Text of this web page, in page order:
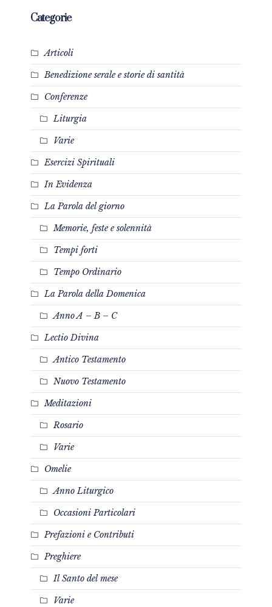
Categorie
Articoli
Benedizione serale e storie di santità
Conferenze
Liturgia
Varie
Esercizi Spirituali
In Evidenza
La Parola del giorno
Memorie, feste e solennità
Tempi forti
Tempo Ordinario
La Parola della Domenica
Anno A – B – C
Lectio Divina
Antico Testamento
Nuovo Testamento
Meditazioni
Rosario
Varie
Omelie
Anno Liturgico
Occasioni Particolari
Prefazioni e Contributi
Preghiere
Il Santo del mese
Varie